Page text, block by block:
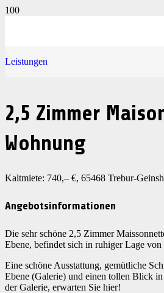
Leistungen
2,5 Zimmer
Wohnung
Kaltmiete: 740,– €, 65468 Trebur-
Angebotsinformationen
Die sehr schöne 2,5 Zimmer
Ebene, befindet sich in ruhiger Lage
Eine schöne Ausstattung, gemütliche
Ebene (Galerie) und einen tollen Blick
der Galerie, erwarten Sie hier!